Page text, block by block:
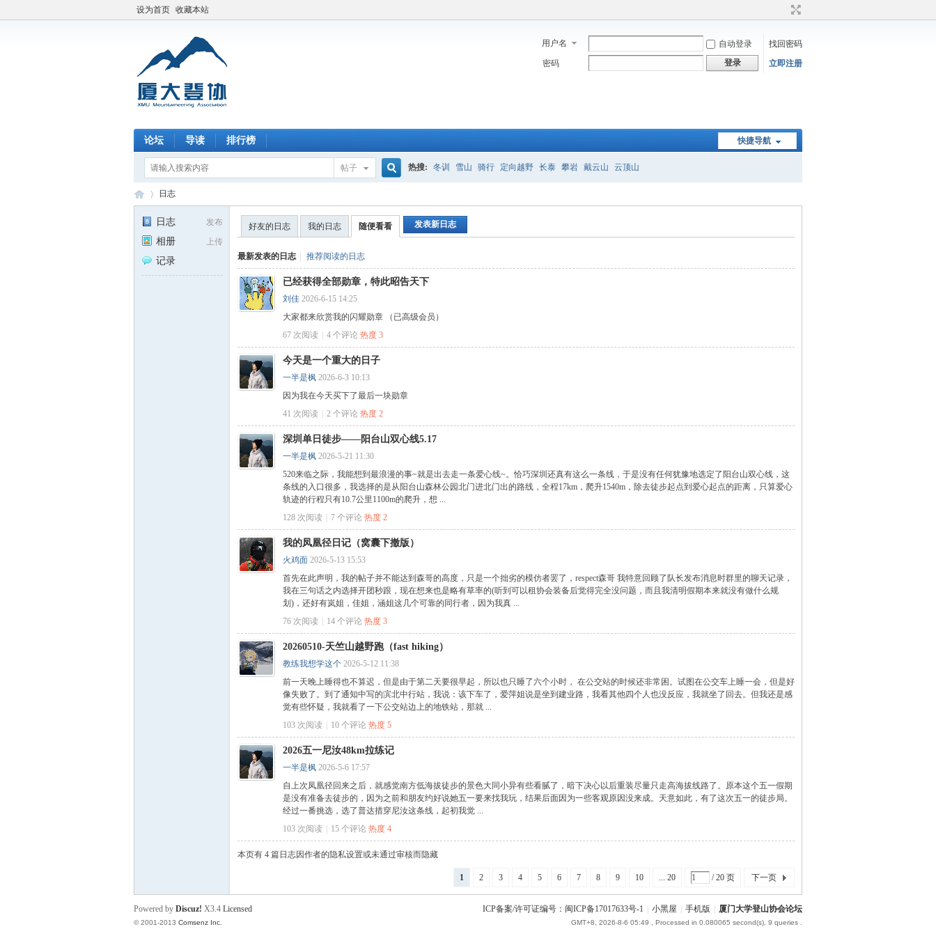
设为首页 收藏本站
用户名 自动登录
找回密码
密码
登录 立即注册
快捷导航
论坛 导读 排行榜
帖子 热搜: 冬训 雪山 骑行 定向越野 长泰 攀岩 戴云山 云顶山
日志
发布
日志
上传
相册
记录
好友的日志 我的日志 随便看看 发表新日志
最新发表的日志 推荐阅读的日志
已经获得全部勋章，特此昭告天下
刘佳 2026-6-15 14:25
大家都来欣赏我的闪耀勋章 （已高级会员）
67 次阅读
4 个评论 热度 3
今天是一个重大的日子
一半是枫 2026-6-3 10:13
因为我在今天买下了最后一块勋章
41 次阅读
2 个评论 热度 2
深圳单日徒步——阳台山双心线5.17
一半是枫 2026-5-21 11:30
520来临之际，我能想到最浪漫的事~就是出去走一条爱心线~。恰巧深圳还真有这么一条线，于是没有任何犹豫地选定了阳台山双心线，这
条线的入口很多，我选择的是从阳台山森林公园北门进北门出的路线，全程17km，爬升1540m，除去徒步起点到爱心起点的距离，只算爱心
轨迹的行程只有10.7公里1100m的爬升，想 ...
128 次阅读
7 个评论 热度 2
我的凤凰径日记（窝囊下撤版）
火鸡面 2026-5-13 15:53
首先在此声明，我的帖子并不能达到森哥的高度，只是一个拙劣的模仿者罢了，respect森哥 我特意回顾了队长发布消息时群里的聊天记录，
我在三句话之内选择开团秒跟，现在想来也是略有草率的(听到可以租协会装备后觉得完全没问题，而且我清明假期本来就没有做什么规
划)，还好有岚姐，佳姐，涵姐这几个可靠的同行者，因为我真 ...
76 次阅读
14 个评论 热度 3
20260510-天竺山越野跑（fast hiking）
教练我想学这个 2026-5-12 11:38
前一天晚上睡得也不算迟，但是由于第二天要很早起，所以也只睡了六个小时， 在公交站的时候还非常困。试图在公交车上睡一会，但是好
像失败了。到了通知中写的滨北中行站，我说：该下车了，爱萍姐说是坐到建业路，我看其他四个人也没反应，我就坐了回去。但我还是感
觉有些怀疑，我就看了一下公交站边上的地铁站，那就 ...
103 次阅读
10 个评论 热度 5
2026五一尼汝48km拉练记
一半是枫 2026-5-6 17:57
自上次凤凰径回来之后，就感觉南方低海拔徒步的景色大同小异有些看腻了，暗下决心以后重装尽量只走高海拔线路了。原本这个五一假期
是没有准备去徒步的，因为之前和朋友约好说她五一要来找我玩，结果后面因为一些客观原因没来成。天意如此，有了这次五一的徒步局。
经过一番挑选，选了普达措穿尼汝这条线，起初我觉 ...
103 次阅读
15 个评论 热度 4
本页有 4 篇日志因作者的隐私设置或未通过审核而隐藏
1 2 3 4 5 6 7 8 9 10 ... 20 / 20 页 下一页
ICP备案/许可证编号：闽ICP备17017633号-1 小黑屋 手机版 厦门大学登山协会论坛
GMT+8, 2026-8-6 05:49 , Processed in 0.080065 second(s), 9 queries .
Powered by Discuz! X3.4 Licensed
© 2001-2013 Comsenz Inc.